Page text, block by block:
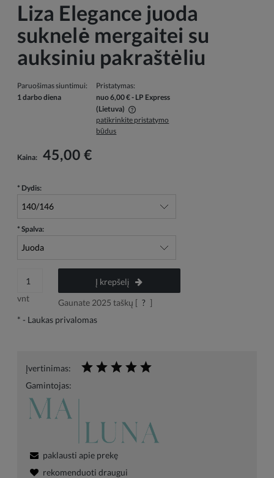
Liza Elegance juoda
suknelė mergaitei su
auksiniu pakraštėliu
Paruošimas siuntimui:
1 darbo diena
Pristatymas:
nuo 6,00 €- LP Express
(Lietuva)
Į kainą neįskaičiuotos galimos mokėjimo išlaidos
patikrinkite pristatymo
būdus
Kaina: 45,00 €
* Dydis:
* Spalva:
vnt
Į krepšelį
Gaunate 2025 taškų [ ? ]
* - Laukas privalomas
Įvertinimas:
Gamintojas:
paklausti apie prekę
rekomenduoti draugui